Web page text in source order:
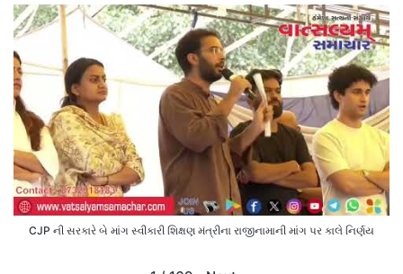
CJP ની સરકારે બે માંગ સ્વીકારી શિક્ષણ મંત્રીના રાજીનામાની માંગ પર કાલે નિર્ણય